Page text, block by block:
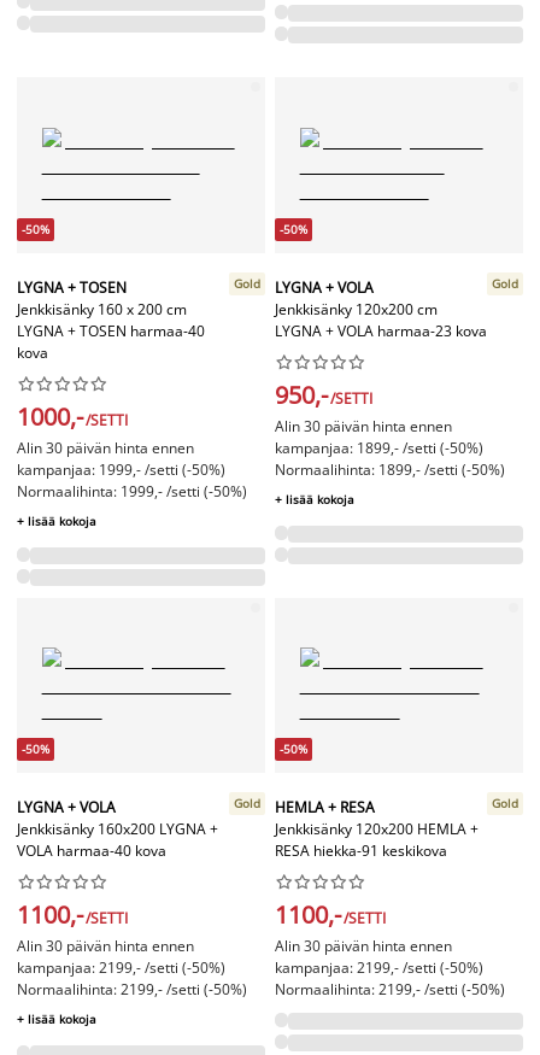
-50%
LYGNA + TOSEN
Jenkkisänky 160 x 200 cm
LYGNA + TOSEN harmaa-40
kova
Gold






1000,-/SETTI
Alin 30 päivän hinta ennen
kampanjaa: 1999,- /setti (-50%)
Normaalihinta: 1999,- /setti (-50%)
+ lisää kokoja
-50%
LYGNA + VOLA
Jenkkisänky 120x200 cm
LYGNA + VOLA harmaa-23 kova
Gold






950,-/SETTI
Alin 30 päivän hinta ennen
kampanjaa: 1899,- /setti (-50%)
Normaalihinta: 1899,- /setti (-50%)
+ lisää kokoja
-50%
LYGNA + VOLA
Jenkkisänky 160x200 LYGNA +
VOLA harmaa-40 kova
Gold






1100,-/SETTI
Alin 30 päivän hinta ennen
kampanjaa: 2199,- /setti (-50%)
Normaalihinta: 2199,- /setti (-50%)
+ lisää kokoja
-50%
HEMLA + RESA
Jenkkisänky 120x200 HEMLA +
RESA hiekka-91 keskikova
Gold






1100,-/SETTI
Alin 30 päivän hinta ennen
kampanjaa: 2199,- /setti (-50%)
Normaalihinta: 2199,- /setti (-50%)